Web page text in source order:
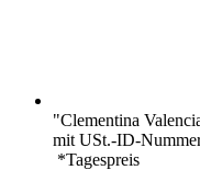
"Clementina
mit USt.-ID-
*Tagespreis